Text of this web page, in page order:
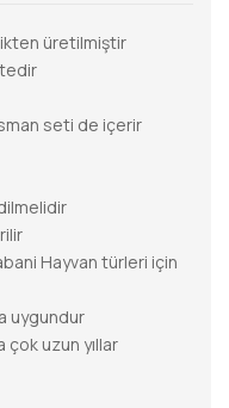
üretilmiştir
seti de içerir
Hayvan türleri için
uygundur
çok uzun yıllar